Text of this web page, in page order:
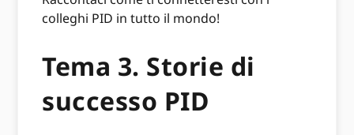
colleghi PID in tutto il mondo!
Tema 3. Storie di
successo PID